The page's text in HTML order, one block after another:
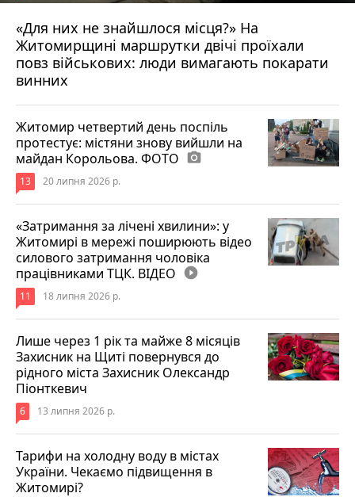
«Для них не знайшлося місця?» На
Житомирщині маршрутки двічі проїхали
повз військових: люди вимагають покарати
винних
17 липня 2026 р.
Житомир четвертий день поспіль
протестує: містяни знову вийшли на
майдан Корольова. ФОТО photo_camera
13 20 липня 2026 р.
«Затримання за лічені хвилини»: у
Житомирі в мережі поширюють відео
силового затримання чоловіка
працівниками ТЦК. ВІДЕО play_circle_filled
11 18 липня 2026 р.
Лише через 1 рік та майже 8 місяців
Захисник на Щиті повернувся до
рідного міста Захисник Олександр
Піонткевич
6 13 липня 2026 р.
Тарифи на холодну воду в містах
України. Чекаємо підвищення в
Житомирі?